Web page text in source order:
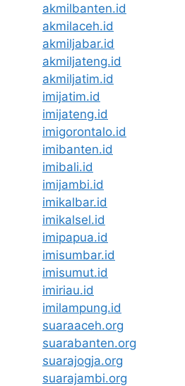
akmilbanten.id
akmilaceh.id
akmiljabar.id
akmiljateng.id
akmiljatim.id
imijatim.id
imijateng.id
imigorontalo.id
imibanten.id
imibali.id
imijambi.id
imikalbar.id
imikalsel.id
imipapua.id
imisumbar.id
imisumut.id
imiriau.id
imilampung.id
suaraaceh.org
suarabanten.org
suarajogja.org
suarajambi.org